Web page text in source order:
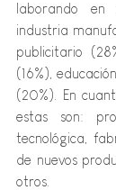
laborando en
industria
publicitario
(16%),
(20%). En
estas son:
tecnológica,
de nuevos
otros.